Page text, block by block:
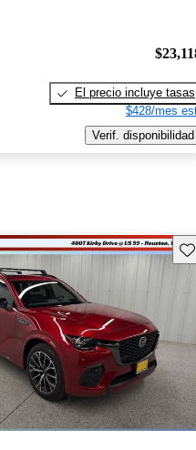
El precio incluye tasas
$428/mes
Verif. disponibilidad